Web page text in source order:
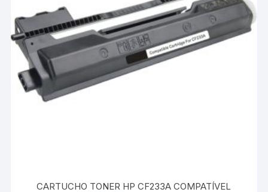
CARTUCHO TONER HP CF233A COMPATÍVEL